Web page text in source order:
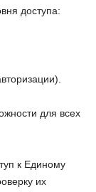
доступа:
для всех
к Единому
их